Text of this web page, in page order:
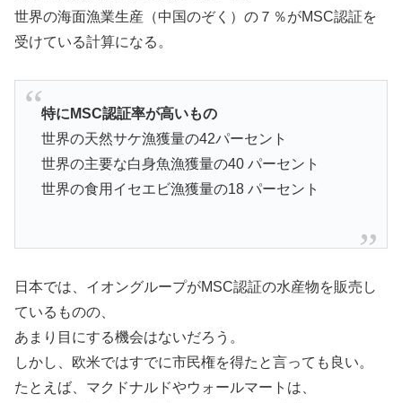
世界の海面漁業生産（中国のぞく）の７％がMSC認証を
受けている計算になる。
特にMSC認証率が高いもの
世界の天然サケ漁獲量の42パーセント
世界の主要な白身魚漁獲量の40 パーセント
世界の食用イセエビ漁獲量の18 パーセント
日本では、イオングループがMSC認証の水産物を販売し
ているものの、
あまり目にする機会はないだろう。
しかし、欧米ではすでに市民権を得たと言っても良い。
たとえば、マクドナルドやウォールマートは、